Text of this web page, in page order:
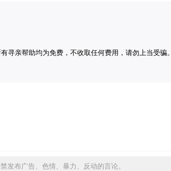
寻亲帮助均为免费，不收取任何费用，请勿上当受骗。
发布广告、色情、暴力、反动的言论。